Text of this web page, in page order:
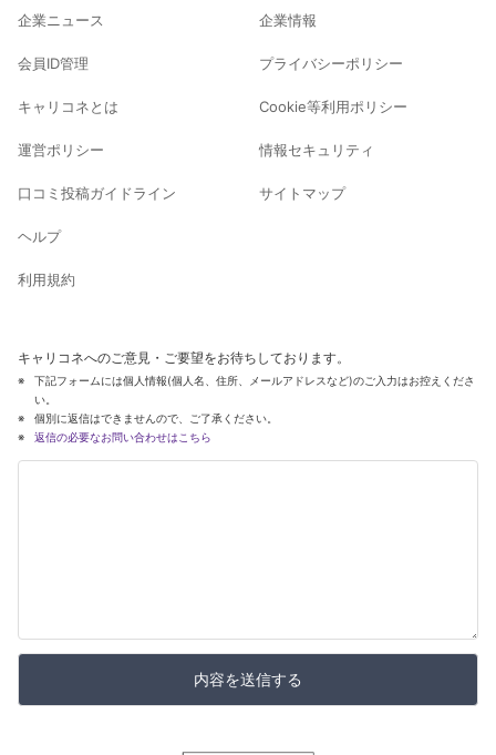
企業ニュース
会員ID管理
キャリコネとは
運営ポリシー
口コミ投稿ガイドライン
ヘルプ
利用規約
企業情報
プライバシーポリシー
Cookie等利用ポリシー
情報セキュリティ
サイトマップ
キャリコネへのご意見・ご要望をお待ちしております。
下記フォームには個人情報(個人名、住所、メールアドレスなど)のご入力はお控えくださ
い。
個別に返信はできませんので、ご了承ください。
返信の必要なお問い合わせはこちら
内容を送信する